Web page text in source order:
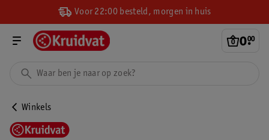
Voor 22:00 besteld, morgen in huis
0.
00
Winkels